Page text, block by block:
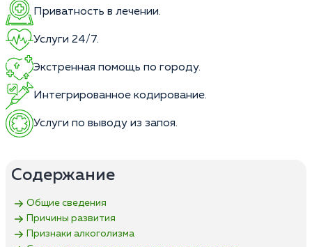
Приватность в лечении.
Услуги 24/7.
Экстренная помощь по городу.
Интегрированное кодирование.
Услуги по выводу из запоя.
Содержание
Общие сведения
Причины развития
Признаки алкоголизма